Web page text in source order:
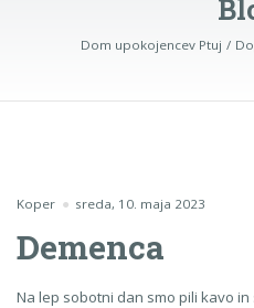
Dom upokojencev Ptuj
Koper sreda, 10. maja 2023
Demenca
Na lep sobotni dan smo pili kavo